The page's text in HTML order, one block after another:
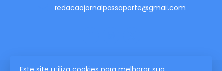
Este site utiliza cookies para melhorar sua
redacaojornalpassaporte@gmail.com